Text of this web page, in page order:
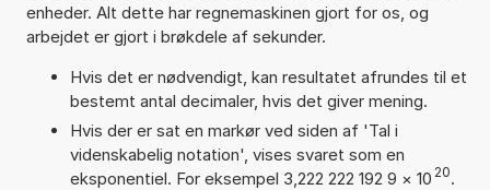
enheder. Alt dette har regnemaskinen gjort for os, og
arbejdet er gjort i brøkdele af sekunder.
Hvis det er nødvendigt, kan resultatet afrundes til et
bestemt antal decimaler, hvis det giver mening.
Hvis der er sat en markør ved siden af 'Tal i
videnskabelig notation', vises svaret som en
eksponentiel. For eksempel 3,222 222 192 9 × 10 20.